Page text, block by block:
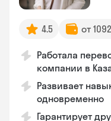
4.5 от
Работала
компании в
Развивает
одновременно
Гарантирует